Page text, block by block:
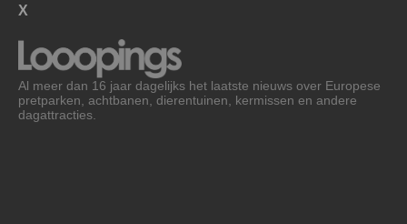
X
Al meer dan 16 jaar dagelijks het laatste nieuws over Europese
pretparken, achtbanen, dierentuinen, kermissen en andere
dagattracties.